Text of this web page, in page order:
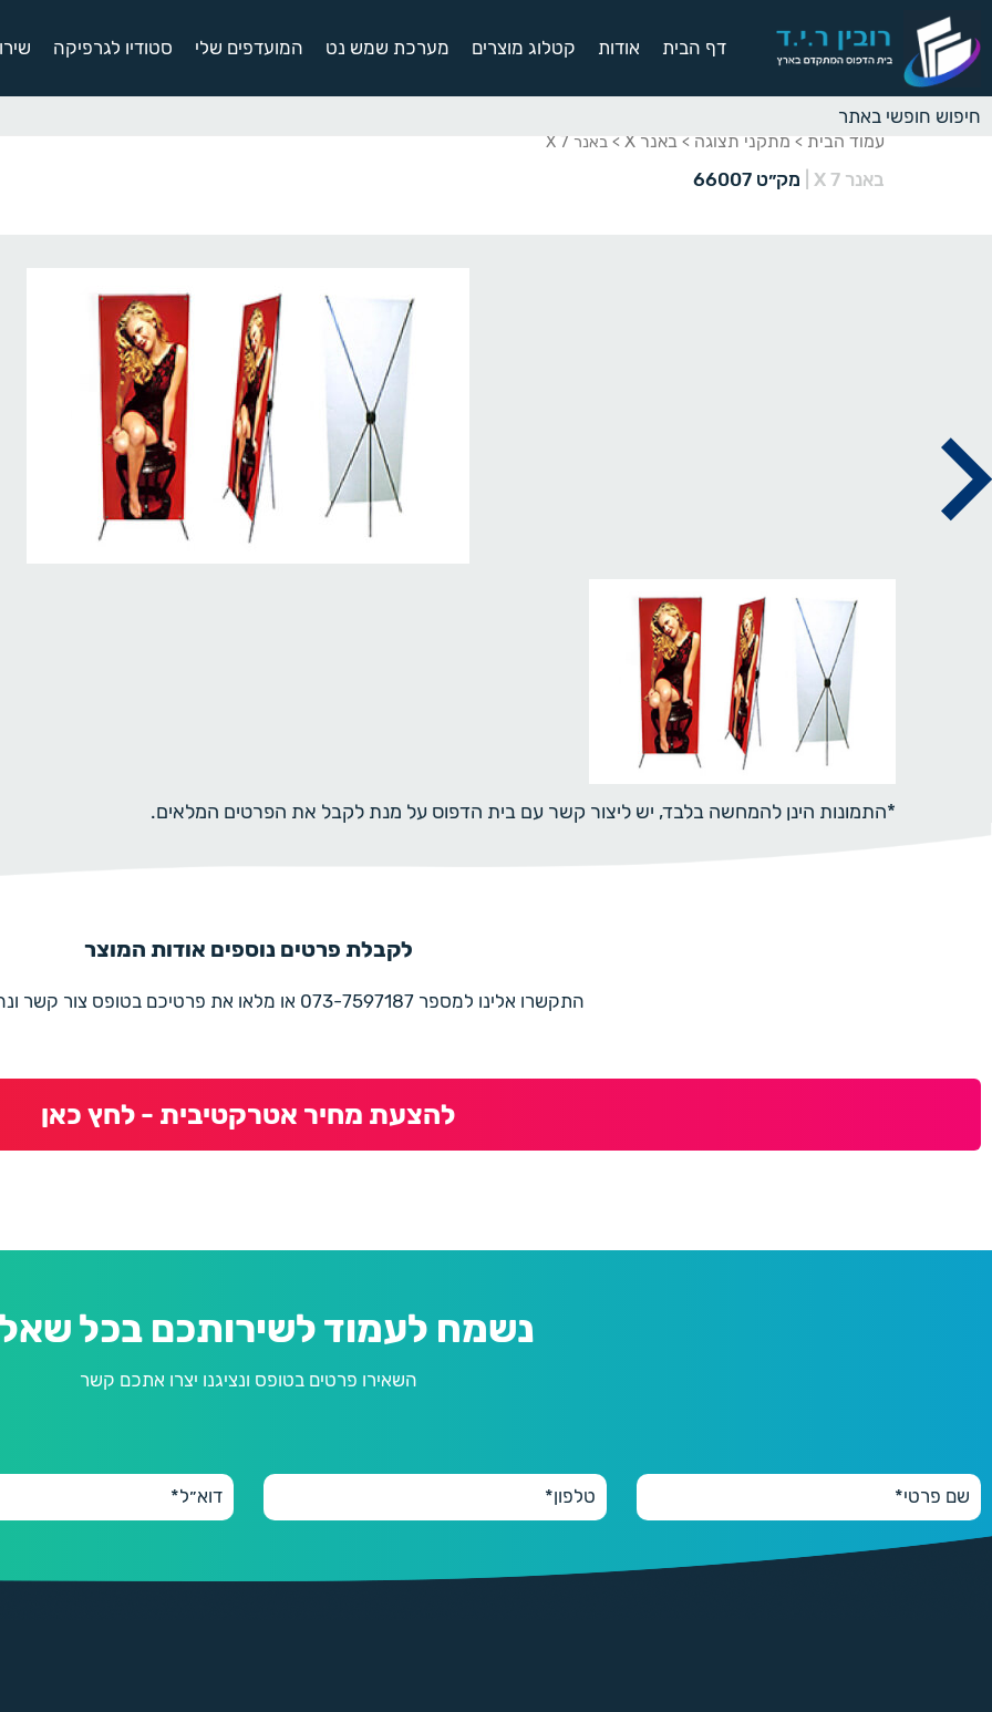
דף הבית אודות קטלוג מוצרים מערכת שמש נט המועדפים שלי סטודיו לגרפיקה
עמוד הבית > מתקני תצוגה > באנר X > באנר X 7
באנר X 7 מק״ט 66007
*התמונות הינן להמחשה בלבד, יש ליצור קשר עם בית הדפוס על מנת לקבל את הפרטים המלאים.
לקבלת פרטים נוספים אודות המוצר
התקשרו אלינו למספר 073-7597187 או מלאו את פרטיכם בטופס צור קשר ונחזור בהקדם
להצעת מחיר אטרקטיבית - לחץ כאן
נשמח לעמוד לשירותכם בכל
השאירו פרטים בטופס ונציגנו יצרו אתכם קשר